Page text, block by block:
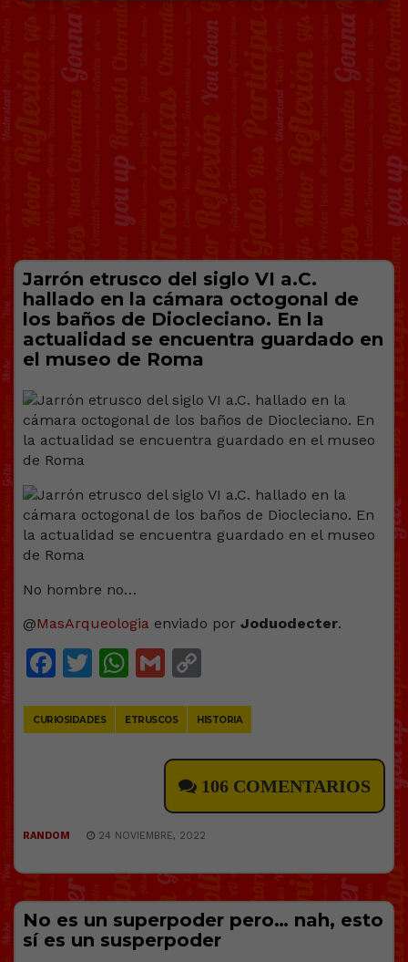
Jarrón etrusco del siglo VI a.C.
hallado en la cámara octogonal de
los baños de Diocleciano. En la
actualidad se encuentra guardado en
el museo de Roma
No hombre no…
@MasArqueologia enviado por Joduodecter.
Facebook
Twitter
WhatsApp
Gmail
CURIOSIDADES ETRUSCOS HISTORIA
106 COMENTARIOS
RANDOM 24 NOVIEMBRE, 2022
No es un superpoder pero… nah, esto
sí es un susperpoder